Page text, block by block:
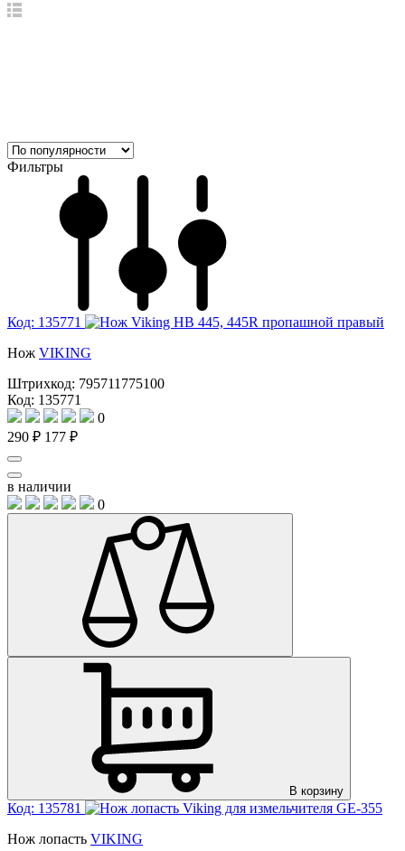
Фильтры
Код: 135771
Нож VIKING
Штрихкод: 795711775100
Код: 135771
0
290 ₽ 177 ₽
в наличии
0
В корзину
Код: 135781
Нож лопасть VIKING